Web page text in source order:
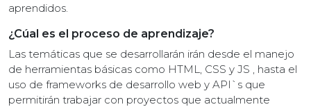
aprendidos.
¿Cúal es el proceso de aprendizaje?
Las temáticas que se desarrollarán irán desde el manejo
de herramientas básicas como HTML, CSS y JS , hasta el
uso de frameworks de desarrollo web y API`s que
permitirán trabajar con proyectos que actualmente